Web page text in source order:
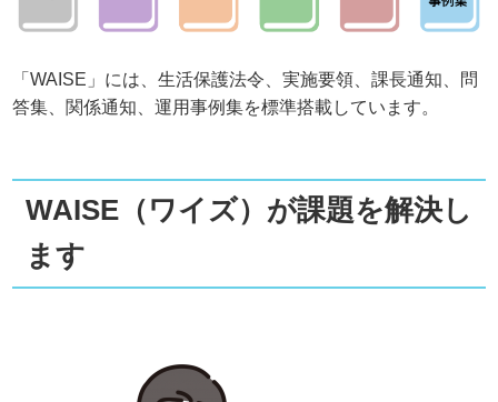
「WAISE」には、生活保護法令、実施要領、課長通知、問
答集、関係通知、運用事例集を標準搭載しています。
WAISE （ワイズ） が課題を解決し
ます